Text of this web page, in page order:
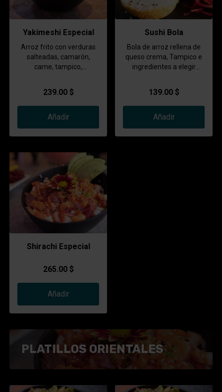
Yakimeshi Especial
Arroz frito con verduras
salteadas, camarón,
carne, tampico,
cebollin y furikake
239.00 $
Añadir
Sushi Bola
Bola de arroz rellena de
queso crema, Tampico e
ingredientes a elegir
139.00 $
Añadir
Shirachi Especial
265.00 $
Añadir
PLATILLOS ORIENTALES